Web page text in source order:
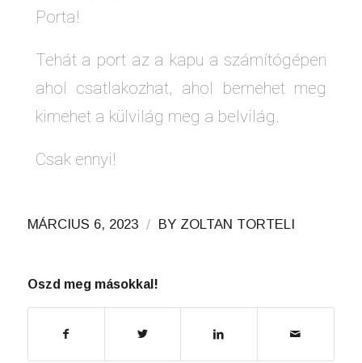
Porta!
Tehát a port az a kapu a számítógépen
ahol csatlakozhat, ahol bemehet meg
kimehet a külvilág meg a belvilág.
Csak ennyi!
MÁRCIUS 6, 2023 / BY ZOLTAN TORTELI
Oszd meg másokkal!